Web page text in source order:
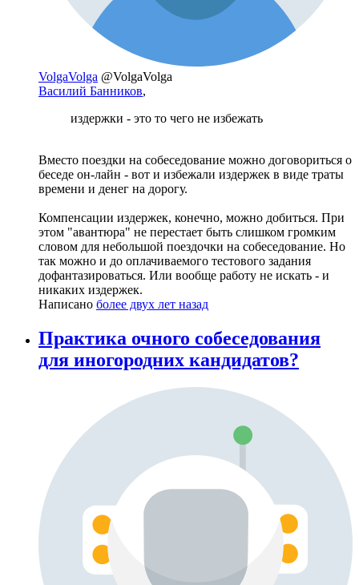
VolgaVolga @VolgaVolga
Василий Банников,
издержки - это то чего не избежать
Вместо поездки на собеседование можно договориться о
беседе он-лайн - вот и избежали издержек в виде траты
времени и денег на дорогу.
Компенсации издержек, конечно, можно добиться. При
этом "авантюра" не перестает быть слишком громким
словом для небольшой поездочки на собеседование. Но
так можно и до оплачиваемого тестового задания
дофантазироваться. Или вообще работу не искать - и
никаких издержек.
Написано более двух лет назад
Практика очного собеседования
для иногородних кандидатов?